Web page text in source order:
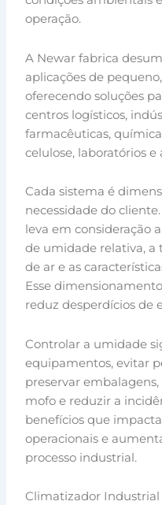
operação.
A Newar fabrica
aplicações de
oferecendo soluções
centros logísticos,
farmacêuticas,
celulose, laboratórios
Cada sistema é
necessidade do
leva em consideração
de umidade relativa, a
de ar e as
Esse
reduz desperdícios de
Controlar a umidade
equipamentos, evitar
preservar
mofo e reduzir a
benefícios que
operacionais e
processo industrial.
Climatizador